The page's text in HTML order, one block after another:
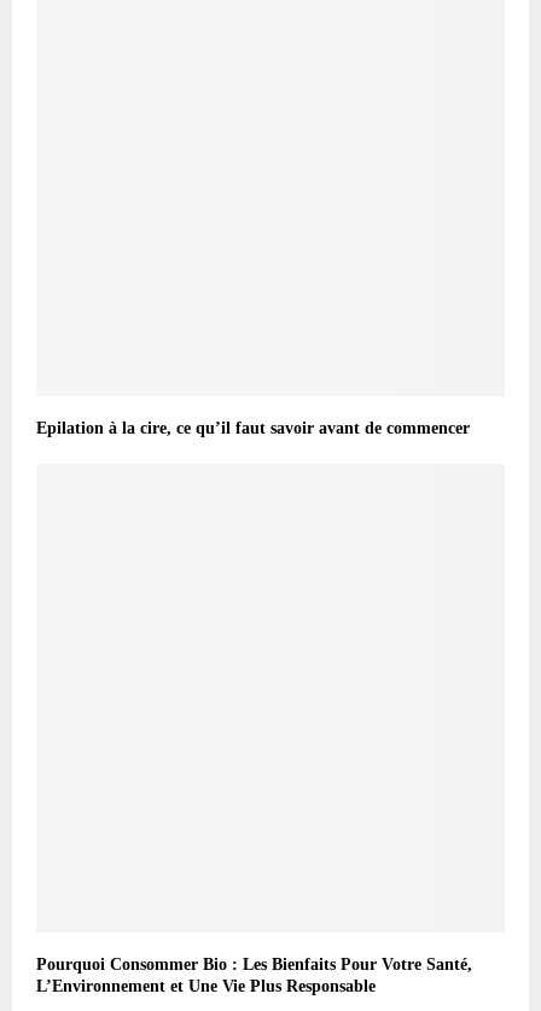
Epilation à la cire, ce qu’il faut savoir avant de commencer
Pourquoi Consommer Bio : Les Bienfaits Pour Votre Santé,
L’Environnement et Une Vie Plus Responsable